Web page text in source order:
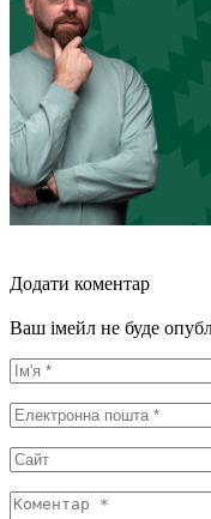
Додати коментар
Ваш імейл не буде